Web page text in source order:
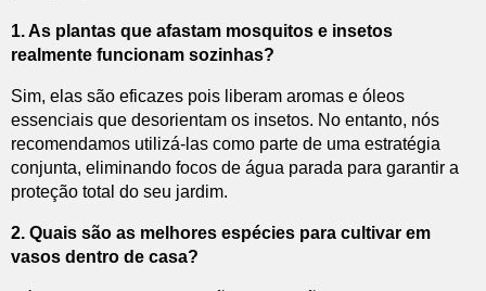
1. As plantas que afastam mosquitos e insetos
realmente funcionam sozinhas?
Sim, elas são eficazes pois liberam aromas e óleos
essenciais que desorientam os insetos. No entanto, nós
recomendamos utilizá-las como parte de uma estratégia
conjunta, eliminando focos de água parada para garantir a
proteção total do seu jardim.
2. Quais são as melhores espécies para cultivar em
vasos dentro de casa?